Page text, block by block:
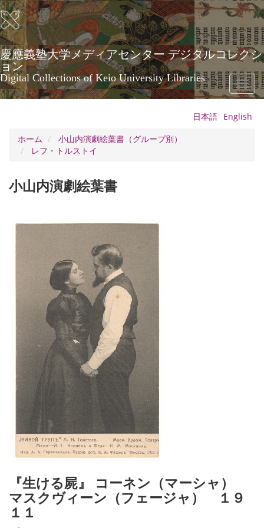
メ
イ
ン
コ
ン
テ
ン
ツ
に
慶應義塾大学メディアセンター デジタルコレクシ
ョン
Digital Collections of Keio University Libraries
Toggle
日本語 English
ホーム
小山内演劇絵葉書（グループ別）
レフ・トルストイ
小山内演劇絵葉書
『生ける屍』 コーネン（マーシャ）
マスクヴィーン（フェージャ） １９
１１